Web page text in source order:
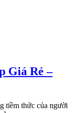
Giá Rẻ –
tiềm thức của người